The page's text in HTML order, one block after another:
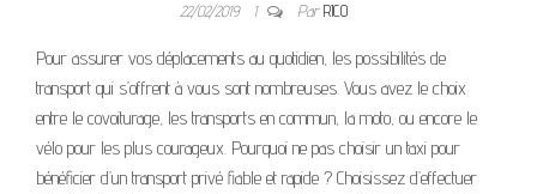
22/02/2019 1 ParRICO
Pour assurer vos déplacements au quotidien, les possibilités de
transport qui s’offrent à vous sont nombreuses. Vous avez le choix
entre le covoiturage, les transports en commun, la moto, ou encore le
vélo pour les plus courageux. Pourquoi ne pas choisir un taxi pour
bénéficier d’un transport privé fiable et rapide ? Choisissez d’effectuer